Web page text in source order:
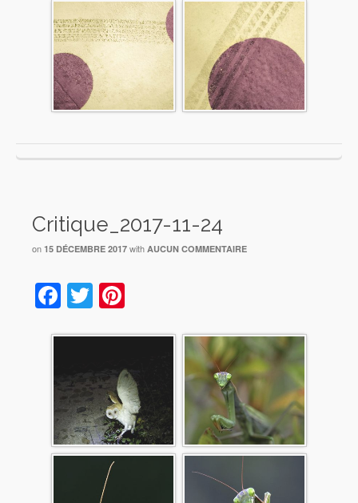
Critique_2017-11-24
on 15 DÉCEMBRE 2017 with AUCUN COMMENTAIRE
Facebook
Twitter